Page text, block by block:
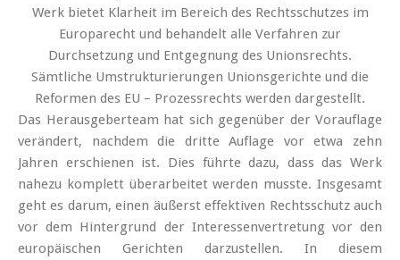
Werk bietet Klarheit im Bereich des Rechtsschutzes im
Europarecht und behandelt alle Verfahren zur
Durchsetzung und Entgegnung des Unionsrechts.
Sämtliche Umstrukturierungen Unionsgerichte und die
Reformen des EU – Prozessrechts werden dargestellt.
Das Herausgeberteam hat sich gegenüber der Vorauflage
verändert, nachdem die dritte Auflage vor etwa zehn
Jahren erschienen ist. Dies führte dazu, dass das Werk
nahezu komplett überarbeitet werden musste. Insgesamt
geht es darum, einen äußerst effektiven Rechtsschutz auch
vor dem Hintergrund der Interessenvertretung vor den
europäischen Gerichten darzustellen. In diesem